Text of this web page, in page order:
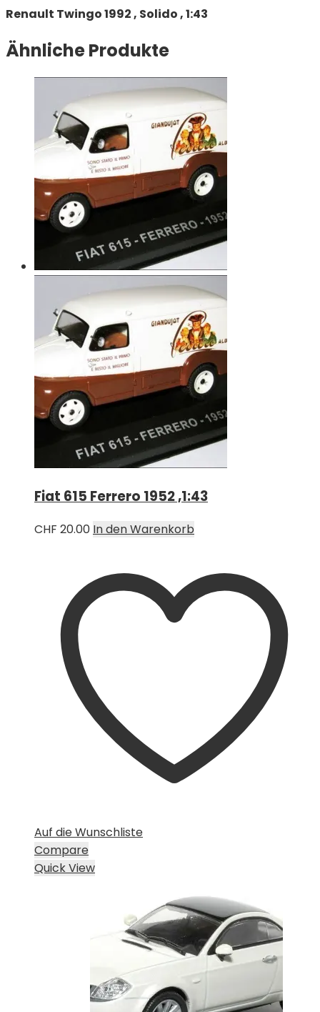
Renault Twingo 1992 , Solido , 1:43
Ähnliche Produkte
Fiat 615 Ferrero 1952 ,1:43
CHF 20.00 In den Warenkorb
Auf die Wunschliste
Compare
Quick View